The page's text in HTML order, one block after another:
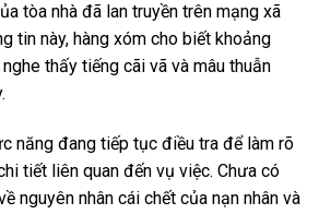
tòa nhà đã lan truyền trên mạng xã
tin này, hàng xóm cho biết khoảng
thấy tiếng cãi vã và mâu thuẫn
năng đang tiếp tục điều tra để làm rõ
tiết liên quan đến vụ việc. Chưa có
nguyên nhân cái chết của nạn nhân và